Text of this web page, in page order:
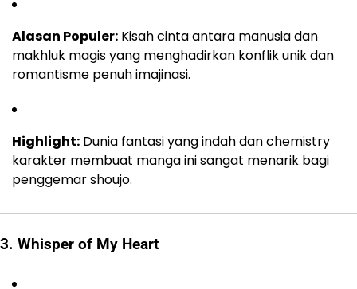
Alasan Populer: Kisah cinta antara manusia dan
makhluk magis yang menghadirkan konflik unik dan
romantisme penuh imajinasi.
Highlight: Dunia fantasi yang indah dan chemistry
karakter membuat manga ini sangat menarik bagi
penggemar shoujo.
3. Whisper of My Heart